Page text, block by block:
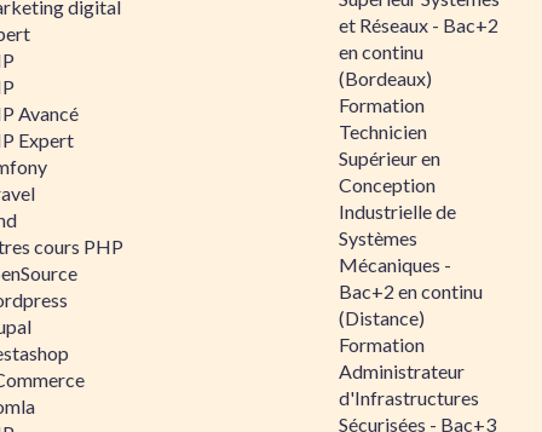
digital
Avancé
Expert
cours PHP
et Réseaux - Bac+2
en continu
(Bordeaux)
Formation
Technicien
Supérieur en
Conception
Industrielle de
Systèmes
Mécaniques -
Bac+2 en continu
(Distance)
Formation
Administrateur
d'Infrastructures
Sécurisées - Bac+3